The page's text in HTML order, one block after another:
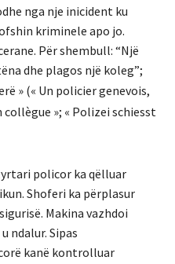
nga nje inicident ku
kriminele apo jo.
Për shembull: “Një
dhe plagos një koleg”;
» (« Un policier genevois,
»; « Polizei schiesst
policor ka qëlluar
Shoferi ka përplasur
Makina vazhdoi
ndalur. Sipas
kanë kontrolluar